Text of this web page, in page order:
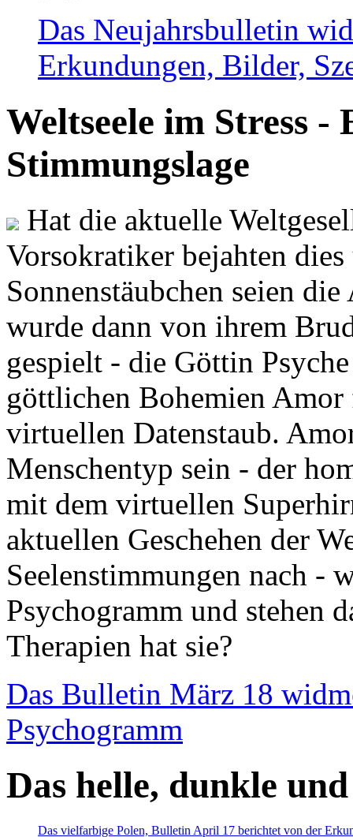
Das Neujahrsbulletin
Erkundungen, Bilder,
Weltseele im Stress -
Stimmungslage
Hat die aktuelle
Vorsokratiker bejahten
Sonnenstäubchen seien
wurde dann von ihrem
gespielt - die Göttin
göttlichen Bohemien
virtuellen Datenstaub.
Menschentyp sein - der
mit dem virtuellen
aktuellen Geschehen der
Seelenstimmungen nach -
Psychogramm und stehen
Therapien hat sie?
Das Bulletin März 18
Psychogramm
Das helle, dunkle
Das vielfarbige Polen, Bulletin April 17 berichtet von der